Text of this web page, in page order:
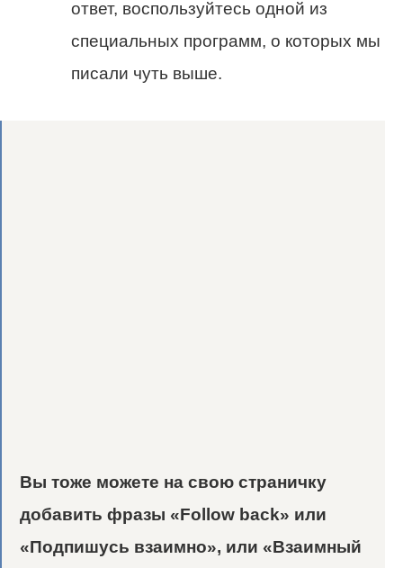
ответ, воспользуйтесь одной из
специальных программ, о которых мы
писали чуть выше.
Вы тоже можете на свою страничку
добавить фразы «Follow back» или
«Подпишусь взаимно», или «Взаимный